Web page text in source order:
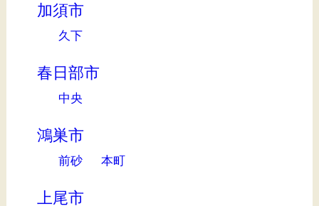
加須市
久下
春日部市
中央
鴻巣市
前砂 本町
上尾市